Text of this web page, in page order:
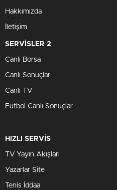
Hakkımızda
İletişim
SERVİSLER 2
Canlı Borsa
Canlı Sonuçlar
Canlı TV
Futbol Canlı Sonuçlar
HIZLI SERVİS
TV Yayın Akışları
Yazarlar Site
Tenis İddaa